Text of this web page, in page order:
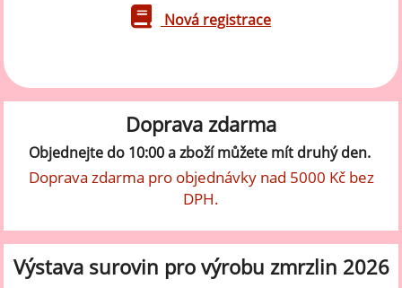
Nová registrace
Doprava zdarma
Objednejte do 10:00 a zboží můžete mít druhý den.
Doprava zdarma pro objednávky nad 5000 Kč bez
DPH.
Výstava surovin pro výrobu zmrzlin 2026